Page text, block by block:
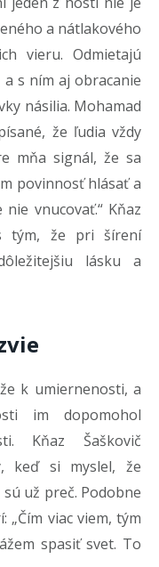
a nátlakového
vieru. Odmietajú
s ním aj obracanie
násilia. Mohamad
že ľudia vždy
mňa signál, že sa
povinnosť hlásať a
vnucovať.“ Kňaz
tým, že pri šírení
lásku a
k umiernenosti, a
im dopomohol
Kňaz Šaškovič
keď si myslel, že
už preč. Podobne
„Čím viac viem, tým
spasiť svet. To